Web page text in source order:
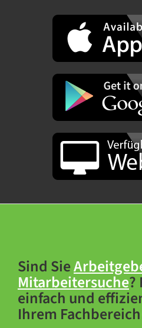
Sind Sie
Mitarbeitersuche?
einfach und
Ihrem